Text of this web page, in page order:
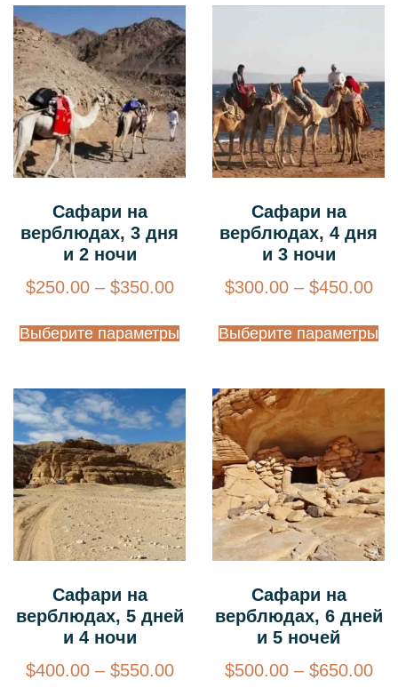
Сафари на
верблюдах, 3 дня
и 2 ночи
$250.00 – $350.00
Выберите параметры
Сафари на
верблюдах, 4 дня
и 3 ночи
$300.00 – $450.00
Выберите параметры
Сафари на
верблюдах, 5 дней
и 4 ночи
$400.00 – $550.00
Сафари на
верблюдах, 6 дней
и 5 ночей
$500.00 – $650.00